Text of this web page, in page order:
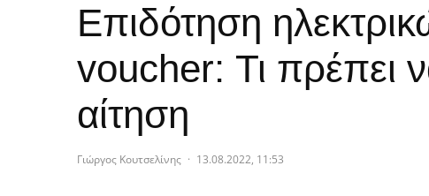
Επιδότηση
voucher: Τι πρέπει
αίτηση
Γιώργος Κουτσελίνης · 13.08.2022, 11:53